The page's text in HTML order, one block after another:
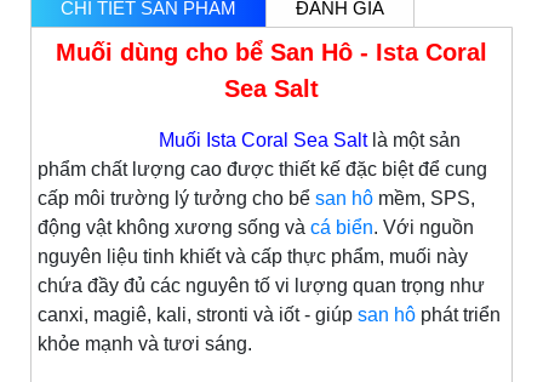
CHI TIẾT SẢN PHẨM ĐÁNH GIÁ
Muối dùng cho bể San Hô - Ista Coral
Sea Salt
Muối Ista Coral Sea Saltlà một sản
phẩm chất lượng cao được thiết kế đặc biệt để cung
cấp môi trường lý tưởng cho bể san hô mềm, SPS,
động vật không xương sống và cá biển. Với nguồn
nguyên liệu tinh khiết và cấp thực phẩm, muối này
chứa đầy đủ các nguyên tố vi lượng quan trọng như
canxi, magiê, kali, stronti và iốt - giúp san hô phát triển
khỏe mạnh và tươi sáng.